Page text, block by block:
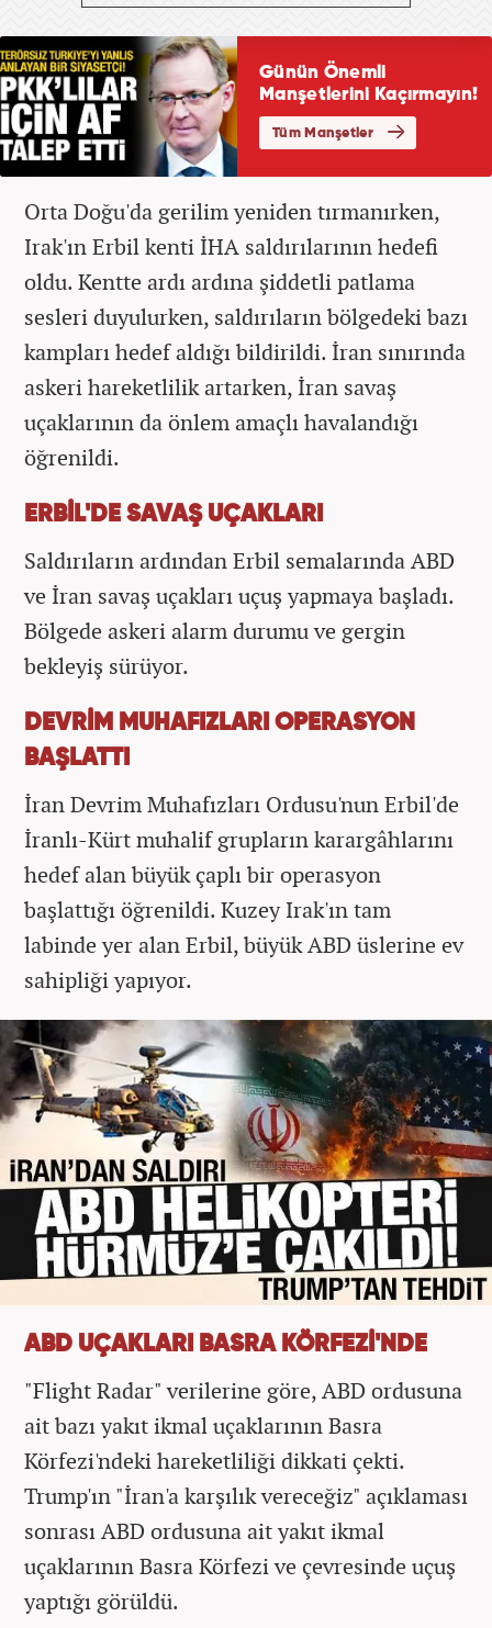
Orta Doğu'da gerilim yeniden tırmanırken,
Irak'ın Erbil kenti İHA saldırılarının hedefi
oldu. Kentte ardı ardına şiddetli patlama
sesleri duyulurken, saldırıların bölgedeki bazı
kampları hedef aldığı bildirildi. İran sınırında
askeri hareketlilik artarken, İran savaş
uçaklarının da önlem amaçlı havalandığı
öğrenildi.
ERBİL'DE SAVAŞ UÇAKLARI
Saldırıların ardından Erbil semalarında ABD
ve İran savaş uçakları uçuş yapmaya başladı.
Bölgede askeri alarm durumu ve gergin
bekleyiş sürüyor.
DEVRİM MUHAFIZLARI OPERASYON
BAŞLATTI
İran Devrim Muhafızları Ordusu'nun Erbil'de
İranlı-Kürt muhalif grupların karargâhlarını
hedef alan büyük çaplı bir operasyon
başlattığı öğrenildi. Kuzey Irak'ın tam
labinde yer alan Erbil, büyük ABD üslerine ev
sahipliği yapıyor.
ABD UÇAKLARI BASRA KÖRFEZİ'NDE
"Flight Radar" verilerine göre, ABD ordusuna
ait bazı yakıt ikmal uçaklarının Basra
Körfezi'ndeki hareketliliği dikkati çekti.
Trump'ın "İran'a karşılık vereceğiz" açıklaması
sonrası ABD ordusuna ait yakıt ikmal
uçaklarının Basra Körfezi ve çevresinde uçuş
yaptığı görüldü.